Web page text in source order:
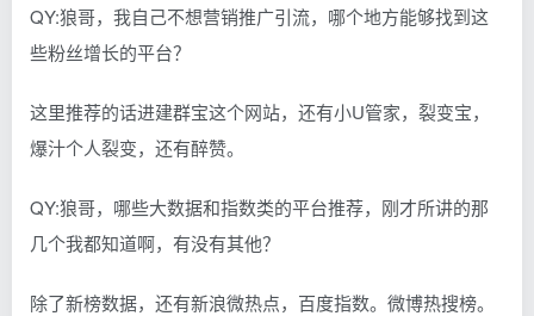
QY:狼哥，我自己不想营销推广引流，哪个地方能够找到这
些粉丝增长的平台？
这里推荐的话进建群宝这个网站，还有小U管家，裂变宝，
爆汁个人裂变，还有醉赞。
QY:狼哥，哪些大数据和指数类的平台推荐，刚才所讲的那
几个我都知道啊，有没有其他？
除了新榜数据，还有新浪微热点，百度指数。微博热搜榜。